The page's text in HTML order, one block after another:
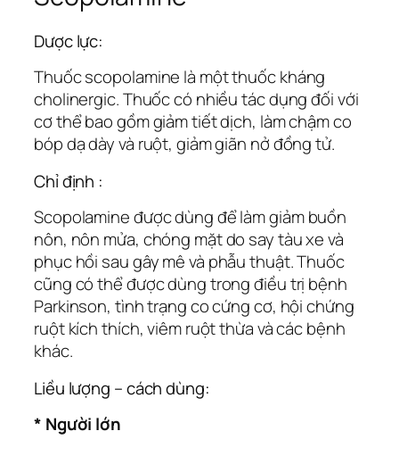
Dược lực:
Thuốc scopolamine là một thuốc kháng
cholinergic. Thuốc có nhiều tác dụng đối với
cơ thể bao gồm giảm tiết dịch, làm chậm co
bóp dạ dày và ruột, giảm giãn nở đồng tử.
Chỉ định :
Scopolamine được dùng để làm giảm buồn
nôn, nôn mửa, chóng mặt do say tàu xe và
phục hồi sau gây mê và phẫu thuật. Thuốc
cũng có thể được dùng trong điều trị bệnh
Parkinson, tình trạng co cứng cơ, hội chứng
ruột kích thích, viêm ruột thừa và các bệnh
khác.
Liều lượng – cách dùng:
* Người lớn